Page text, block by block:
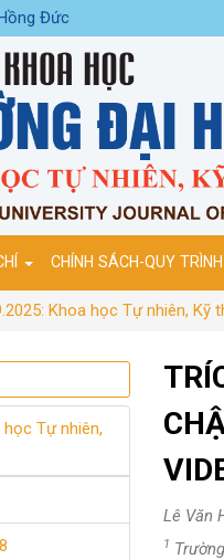
Đức
CHÍNH SÁCH-QUY TRÌNH
Khoa học Tự nhiên, Kỹ
Tự nhiên,
Lê Văn
1